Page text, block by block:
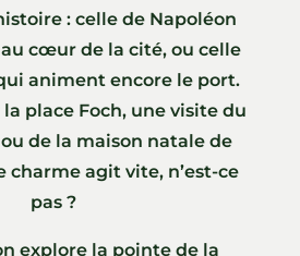
: celle de Napoléon
cœur de la cité, ou celle
animent encore le port.
place Foch, une visite du
de la maison natale de
charme agit vite, n’est-ce
pas ?
explore la pointe de la